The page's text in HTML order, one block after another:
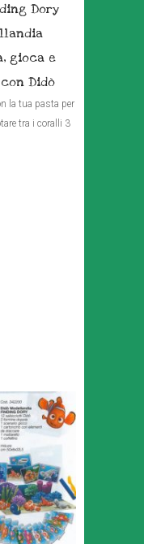
Dory
gioca e
Didò
la tua pasta per
tra i coralli 3